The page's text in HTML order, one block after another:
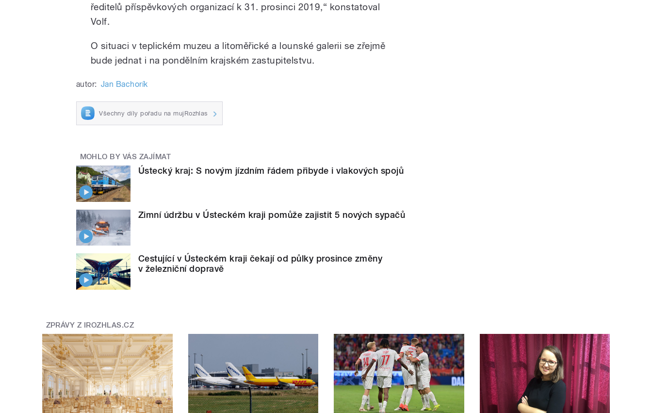
ředitelů příspěvkových organizací k 31. prosinci 2019,“ konstatoval
Volf.
O situaci v teplickém muzeu a litoměřické a lounské galerii se zřejmě
bude jednat i na pondělním krajském zastupitelstvu.
autor: Jan Bachorík
Všechny díly pořadu na mujRozhlas
MOHLO BY VÁS ZAJÍMAT
Ústecký kraj: S novým jízdním řádem přibyde i vlakových spojů
Zimní údržbu v Ústeckém kraji pomůže zajistit 5 nových sypačů
Cestující v Ústeckém kraji čekají od půlky prosince změny
v železniční dopravě
ZPRÁVY Z IROZHLAS.CZ